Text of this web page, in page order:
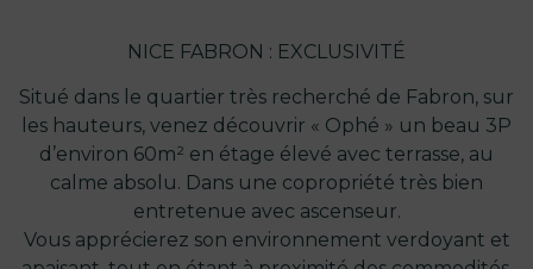
NICE FABRON : EXCLUSIVITÉ
Situé dans le quartier très recherché de Fabron, sur
les hauteurs, venez découvrir « Ophé » un beau 3P
d’environ 60m² en étage élevé avec terrasse, au
calme absolu. Dans une copropriété très bien
entretenue avec ascenseur.
Vous apprécierez son environnement verdoyant et